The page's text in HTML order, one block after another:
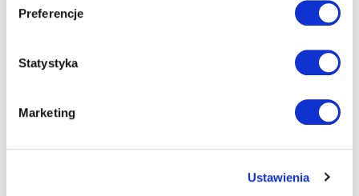
Preferencje
Statystyka
Marketing
Ustawienia